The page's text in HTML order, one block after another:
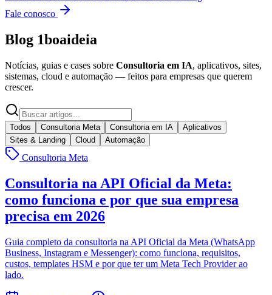
Fale conosco
Blog 1boaideia
Notícias, guias e cases sobre Consultoria em IA, aplicativos, sites,
sistemas, cloud e automação — feitos para empresas que querem
crescer.
Todos Consultoria Meta Consultoria em IA
Aplicativos
Sites & Landing
Cloud Automação
Consultoria Meta
Consultoria na API Oficial da Meta:
como funciona e por que sua empresa
precisa em 2026
Guia completo da consultoria na API Oficial da Meta (WhatsApp
Business, Instagram e Messenger): como funciona, requisitos,
custos, templates HSM e por que ter um Meta Tech Provider ao
lado.